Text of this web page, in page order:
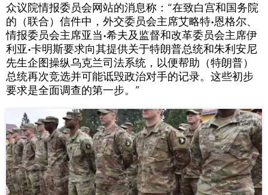
众议院情报委员会网站的消息称：“在致白宫和国务院
的（联合）信件中，外交委员会主席艾略特∙恩格尔、
情报委员会主席亚当∙希夫及监督和改革委员会主席伊
利亚∙卡明斯要求向其提供关于特朗普总统和朱利安尼
先生企图操纵乌克兰司法系统，以便帮助（特朗普）
总统再次竞选并可能诋毁政治对手的记录。这些初步
要求是全面调查的第一步。”